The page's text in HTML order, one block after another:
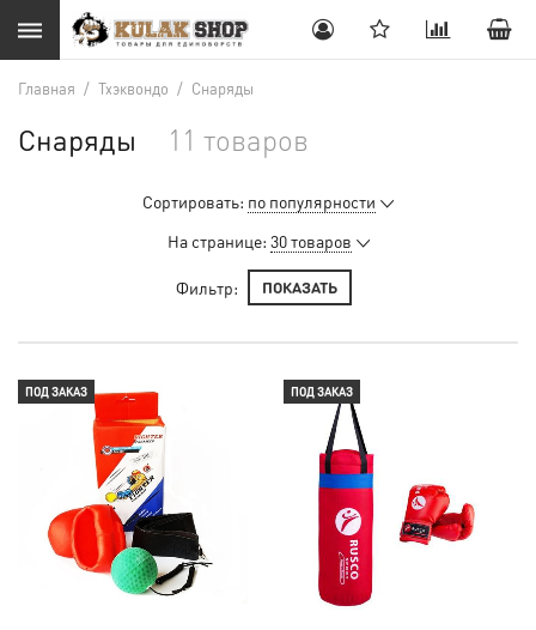
Главная / Тхэквондо / Снаряды
Снаряды 11 товаров
Сортировать: по популярности
На странице: 30 товаров
Фильтр: ПОКАЗАТЬ
ПОД ЗАКАЗ ПОД ЗАКАЗ